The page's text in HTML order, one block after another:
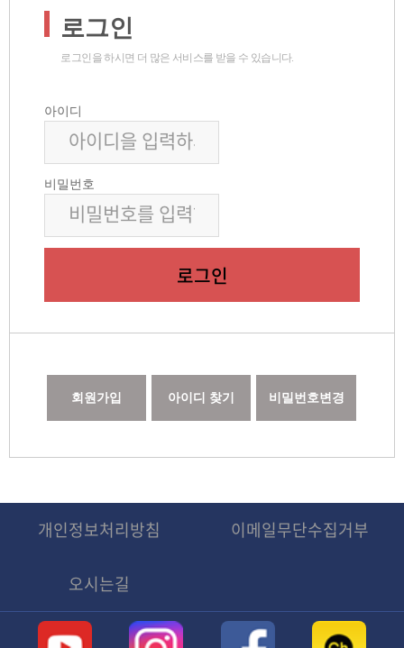
센터소개
회원관리
로그인
로그인을 하시면 더 많은 서비스를 받을 수 있습니다.
아이디
비밀번호
로그인
회원가입 아이디 찾기 비밀번호변경
개인정보처리방침 이메일무단수집거부
오시는길